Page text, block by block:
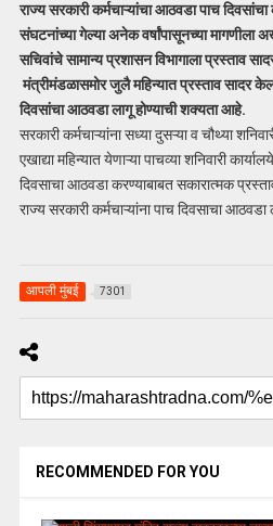
राज्य सरकारी कर्मचाऱ्यांचा आठवडा पाच
संघटनांच्या गेल्या अनेक वर्षांपासूनच्या
सचिवांचे सामान्य प्रशासन विभागाला प्रस्ताव
मंत्रीमंडळासमोर जुलै महिन्यात प्रस्ताव सादर
दिवसांचा आठवडा लागू होण्याची शक्यता आहे.
सरकारी कर्मचाऱ्यांना सध्या दुसऱ्या व चौथ्या
एखाद्या महिन्यात येणाऱ्या पाचव्या शनिवारी
दिवसाचा आठवडा करण्याबाबत सकारात्मक
राज्य सरकारी कर्मचाऱ्यांना पाच दिवसाचा
आपली मुंबई 7301
RECOMMENDED FOR YOU